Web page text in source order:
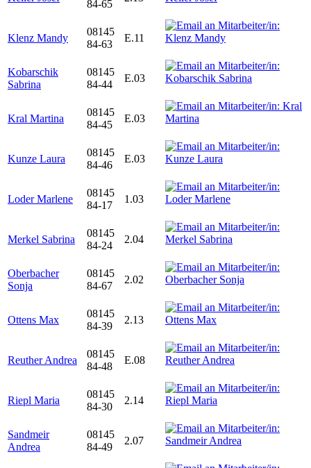
84-65
Klenz Mandy
08145
84-63
E.11
Kobarschik
Sabrina
08145
84-44
E.03
Kral Martina
08145
84-45
E.03
Kunze Laura
08145
84-46
E.03
Loder Marlene
08145
84-17
1.03
Merkel Sabrina
08145
84-24
2.04
Oberbacher
Sonja
08145
84-67
2.02
Ottens Max
08145
84-39
2.13
Reuther Andrea
08145
84-48
E.08
Riepl Maria
08145
84-30
2.14
Sandmeir
Andrea
08145
84-49
2.07